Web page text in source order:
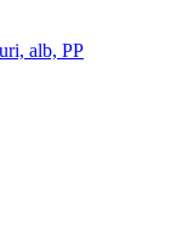
alb, PP